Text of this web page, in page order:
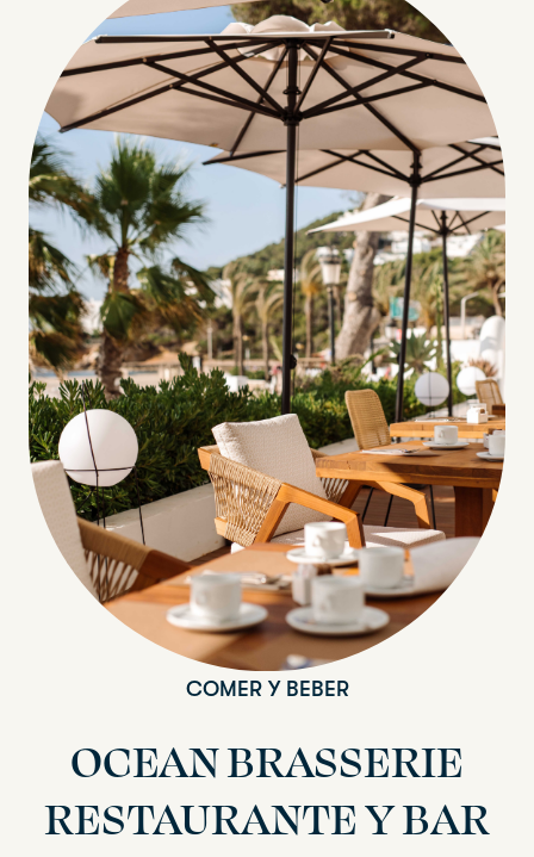
COMER Y BEBER
OCEAN BRASSERIE
RESTAURANTE Y BAR